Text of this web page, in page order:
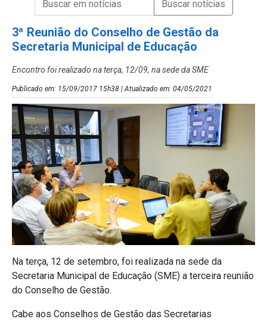
3ª Reunião do Conselho de Gestão da
Secretaria Municipal de Educação
Encontro foi realizado na terça, 12/09, na sede da SME
Publicado em: 15/09/2017 15h38 | Atualizado em: 04/05/2021
Na terça, 12 de setembro, foi realizada na sede da
Secretaria Municipal de Educação (SME) a terceira reunião
do Conselho de Gestão.
Cabe aos Conselhos de Gestão das Secretarias